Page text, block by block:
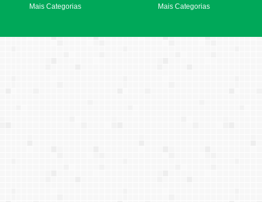
Mais Categorias
Mais Categorias